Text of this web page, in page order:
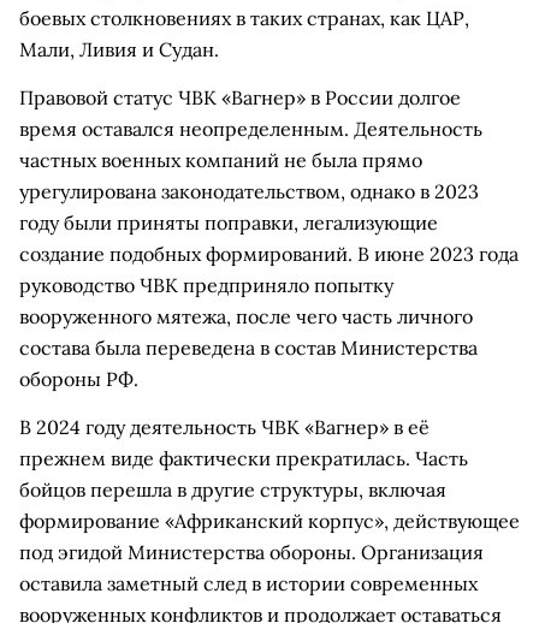
боевых столкновениях в таких странах, как ЦАР,
Мали, Ливия и Судан.
Правовой статус ЧВК «Вагнер» в России долгое
время оставался неопределенным. Деятельность
частных военных компаний не была прямо
урегулирована законодательством, однако в 2023
году были приняты поправки, легализующие
создание подобных формирований. В июне 2023 года
руководство ЧВК предприняло попытку
вооруженного мятежа, после чего часть личного
состава была переведена в состав Министерства
обороны РФ.
В 2024 году деятельность ЧВК «Вагнер» в её
прежнем виде фактически прекратилась. Часть
бойцов перешла в другие структуры, включая
формирование «Африканский корпус», действующее
под эгидой Министерства обороны. Организация
оставила заметный след в истории современных
вооруженных конфликтов и продолжает оставаться